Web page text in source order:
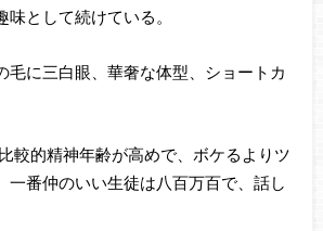
として続けている。
毛に三白眼、華奢な体型、ショートカ
較的精神年齢が高めで、ボケるよりツ
一番仲のいい生徒は八百万百で、話し